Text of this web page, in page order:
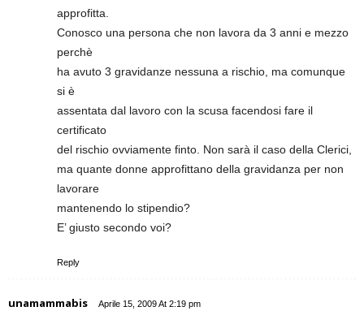
approfitta.
Conosco una persona che non lavora da 3 anni e mezzo
perchè
ha avuto 3 gravidanze nessuna a rischio, ma comunque
si è
assentata dal lavoro con la scusa facendosi fare il
certificato
del rischio ovviamente finto. Non sarà il caso della Clerici,
ma quante donne approfittano della gravidanza per non
lavorare
mantenendo lo stipendio?
E’ giusto secondo voi?
Reply
unamammabis Aprile 15, 2009 At 2:19 pm